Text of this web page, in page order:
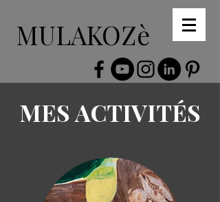
MULAKOZè
MES ACTIVITÉS